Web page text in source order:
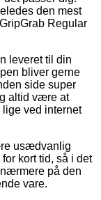
den mest
Regular
leveret til din
bliver gerne
side super
altid være at
ved internet
usædvanlig
kort tid, så i det
på den
vare.